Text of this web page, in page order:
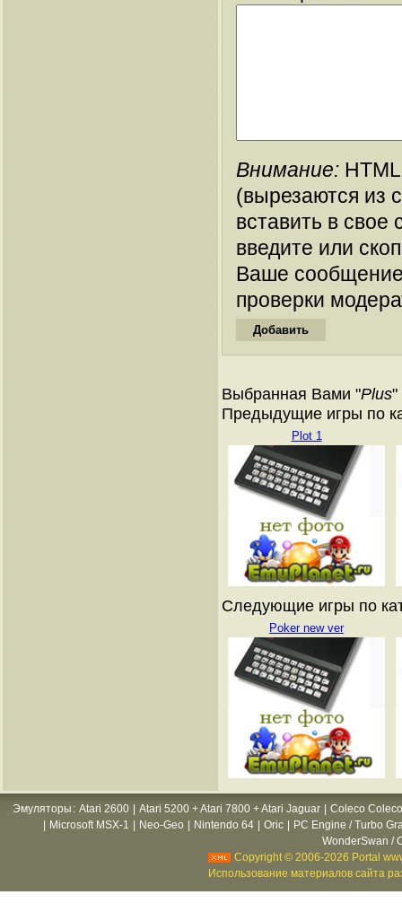
Внимание:
(вырезаются из
вставить в
введите или
Ваше
проверки
Выбранная Вами "Plus"
Предыдущие игры по
Plot 1
Следующие игры по
Poker new ver
Эмуляторы : Atari 2600 Atari 5200 + Atari 7800 + Atari Jaguar
Coleco
Microsoft MSX-1 Neo-Geo Nintendo 64 Oric
PC Engine / Turbo
WonderSwan /
Copyright © 2006-2026 Portal
Использование материалов сайта